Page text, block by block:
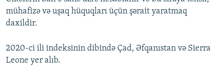
mühafizə və uşaq hüquqları üçün şərait yaratmaq
daxildir.
2020-ci ili indeksinin dibində Çad, Əfqanıstan və Sierra
Leone yer alıb.